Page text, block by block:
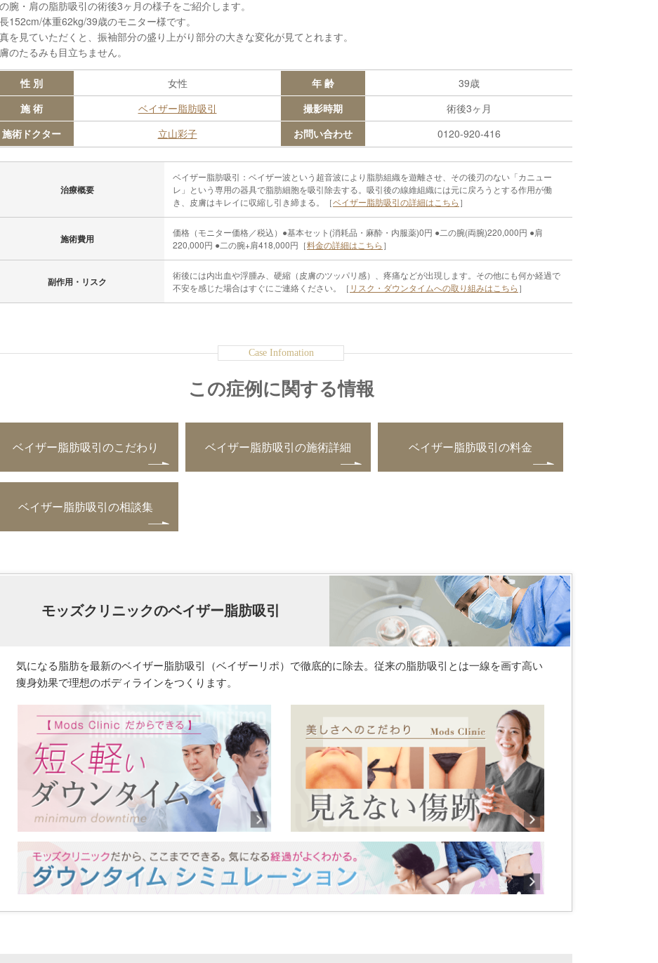
腕・肩の脂肪吸引の術後3ヶ月の様子をご紹介します。
152cm/体重62kg/39歳のモニター様です。
を見ていただくと、振袖部分の盛り上がり部分の大きな変化が見てとれます。
のたるみも目立ちません。
性 別 女性 年 齢
39歳
施 術
ベイザー脂肪吸引 撮影時期
術後3ヶ月
施術ドクター
立山彩子 お問い合わせ 0120-920-416
治療概要
ベイザー脂肪吸引：ベイザー波という超音波により脂肪組織を遊離させ、その後刃のない「カニュー
レ」という専用の器具で脂肪細胞を吸引除去する。吸引後の線維組織には元に戻ろうとする作用が働
き、皮膚はキレイに収縮し引き締まる。［ベイザー脂肪吸引の詳細はこちら ］
施術費用
価格（モニター価格／税込）●基本セット(消耗品・麻酔・内服薬)0円 ●二の腕(両腕)220,000円 ●肩
220,000円 ●二の腕+肩418,000円［料金の詳細はこちら ］
副作用・リスク
術後には内出血や浮腫み、硬縮（皮膚のツッパリ感）、疼痛などが出現します。その他にも何か経過で
不安を感じた場合はすぐにご連絡ください。［ リスク・ダウンタイムへの取り組みはこちら ］
この症例に関する情報
ベイザー脂肪吸引のこだわり ベイザー脂肪吸引の施術詳細 ベイザー脂肪吸引の料金
ベイザー脂肪吸引の相談集
モッズクリニックのベイザー脂肪吸引
気になる脂肪を最新のベイザー脂肪吸引（ベイザーリポ）で徹底的に除去。従来の脂肪吸引とは一線を画す高い
痩身効果で理想のボディラインをつくります。